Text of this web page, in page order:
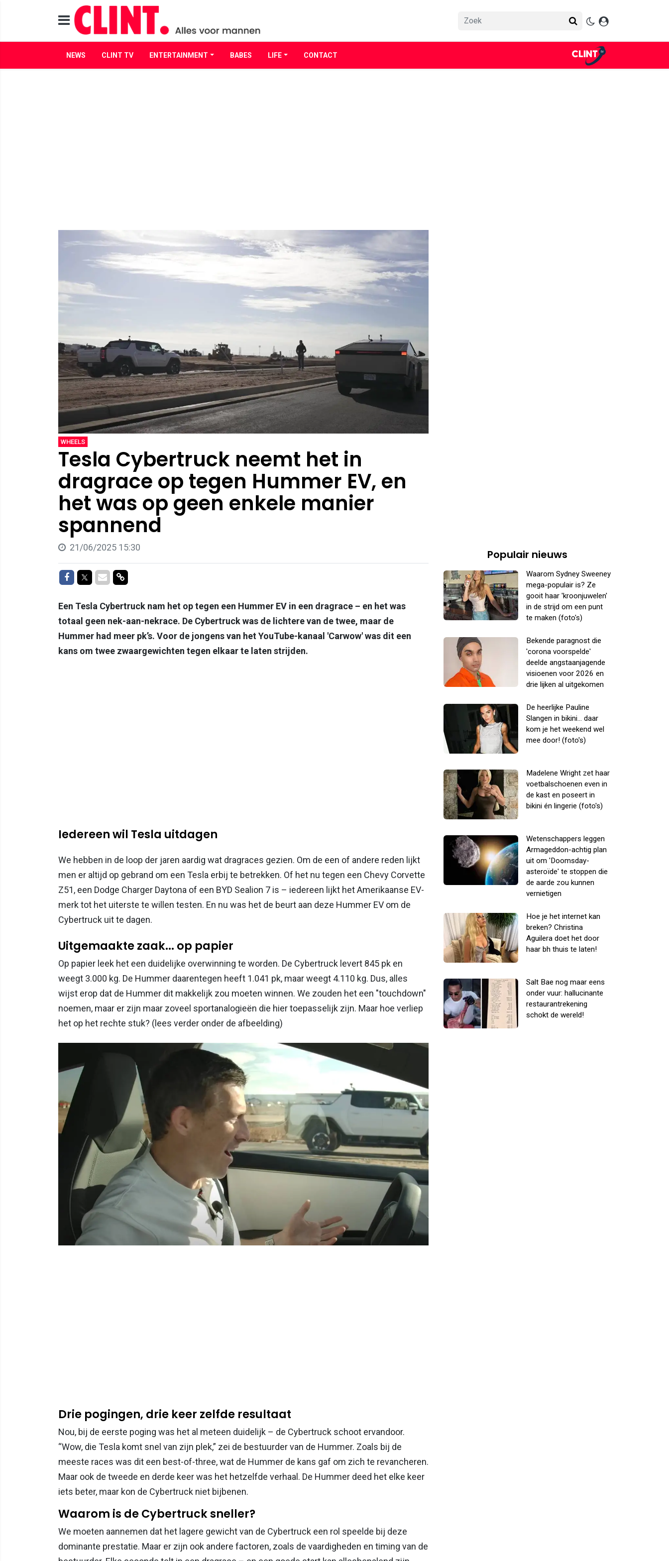
NEWS CLINT TV ENTERTAINMENT BABES LIFE CONTACT
WHEELS
Tesla Cybertruck neemt het in
dragrace op tegen Hummer EV, en
het was op geen enkele manier
spannend
21/06/2025 15:30
Delen op Facebook
Delen op Twitter
Delen via Mail
Delen via link
Een Tesla Cybertruck nam het op tegen een Hummer EV in een dragrace – en het was
totaal geen nek-aan-nekrace. De Cybertruck was de lichtere van de twee, maar de
Hummer had meer pk’s. Voor de jongens van het YouTube-kanaal 'Carwow' was dit een
kans om twee zwaargewichten tegen elkaar te laten strijden.
Iedereen wil Tesla uitdagen
We hebben in de loop der jaren aardig wat dragraces gezien. Om de een of andere reden lijkt
men er altijd op gebrand om een Tesla erbij te betrekken. Of het nu tegen een Chevy Corvette
Z51, een Dodge Charger Daytona of een BYD Sealion 7 is – iedereen lijkt het Amerikaanse EV-
merk tot het uiterste te willen testen. En nu was het de beurt aan deze Hummer EV om de
Cybertruck uit te dagen.
Uitgemaakte zaak... op papier
Op papier leek het een duidelijke overwinning te worden. De Cybertruck levert 845 pk en
weegt 3.000 kg. De Hummer daarentegen heeft 1.041 pk, maar weegt 4.110 kg. Dus, alles
wijst erop dat de Hummer dit makkelijk zou moeten winnen. We zouden het een "touchdown"
noemen, maar er zijn maar zoveel sportanalogieën die hier toepasselijk zijn. Maar hoe verliep
het op het rechte stuk? (lees verder onder de afbeelding)
Drie pogingen, drie keer zelfde resultaat
Nou, bij de eerste poging was het al meteen duidelijk – de Cybertruck schoot ervandoor.
“Wow, die Tesla komt snel van zijn plek,” zei de bestuurder van de Hummer. Zoals bij de
meeste races was dit een best-of-three, wat de Hummer de kans gaf om zich te revancheren.
Maar ook de tweede en derde keer was het hetzelfde verhaal. De Hummer deed het elke keer
iets beter, maar kon de Cybertruck niet bijbenen.
Waarom is de Cybertruck sneller?
We moeten aannemen dat het lagere gewicht van de Cybertruck een rol speelde bij deze
dominante prestatie. Maar er zijn ook andere factoren, zoals de vaardigheden en timing van de
Populair nieuws
Waarom Sydney Sweeney
mega-populair is? Ze
gooit haar 'kroonjuwelen'
in de strijd om een punt
te maken (foto's)
Bekende paragnost die
'corona voorspelde'
deelde angstaanjagende
visioenen voor 2026 en
drie lijken al uitgekomen
De heerlijke Pauline
Slangen in bikini... daar
kom je het weekend wel
mee door! (foto's)
Madelene Wright zet haar
voetbalschoenen even in
de kast en poseert in
bikini én lingerie (foto's)
Wetenschappers leggen
Armageddon-achtig plan
uit om 'Doomsday-
asteroïde' te stoppen die
de aarde zou kunnen
vernietigen
Hoe je het internet kan
breken? Christina
Aguilera doet het door
haar bh thuis te laten!
Salt Bae nog maar eens
onder vuur: hallucinante
restaurantrekening
schokt de wereld!